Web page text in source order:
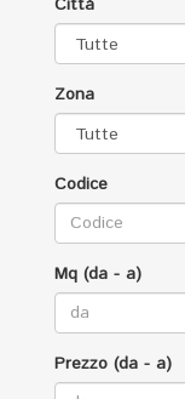
Città
Zona
Codice
Mq (da - a)
Prezzo (da - a)